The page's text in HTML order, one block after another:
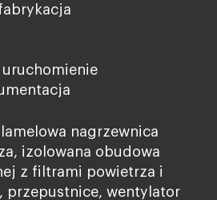
lamelowa nagrzewnica
izolowana obudowa
z filtrami powietrza i
przepustnice, wentylator